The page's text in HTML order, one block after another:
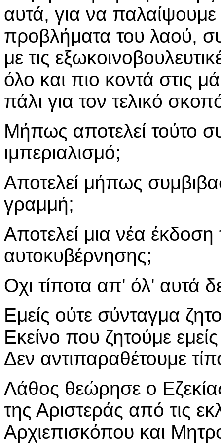
αυτά, για να
προβλήματα του λαού,
με τις
όλο και πιο κοντά στις
πάλι για τον τελικό
Μήπως αποτελεί τούτο
ιμπεριαλισμό;
Αποτελεί μήπως
γραμμή;
Αποτελεί μια νέα
αυτοκυβέρνησης;
Οχι τίποτα απ' όλ' αυτά
Εμείς ούτε σύνταγμα
Εκείνο που ζητούμε
Δεν αντιπαραθέτουμε
Λάθος θεώρησε ο
της Αριστεράς από τις
Αρχιεπισκόπου και